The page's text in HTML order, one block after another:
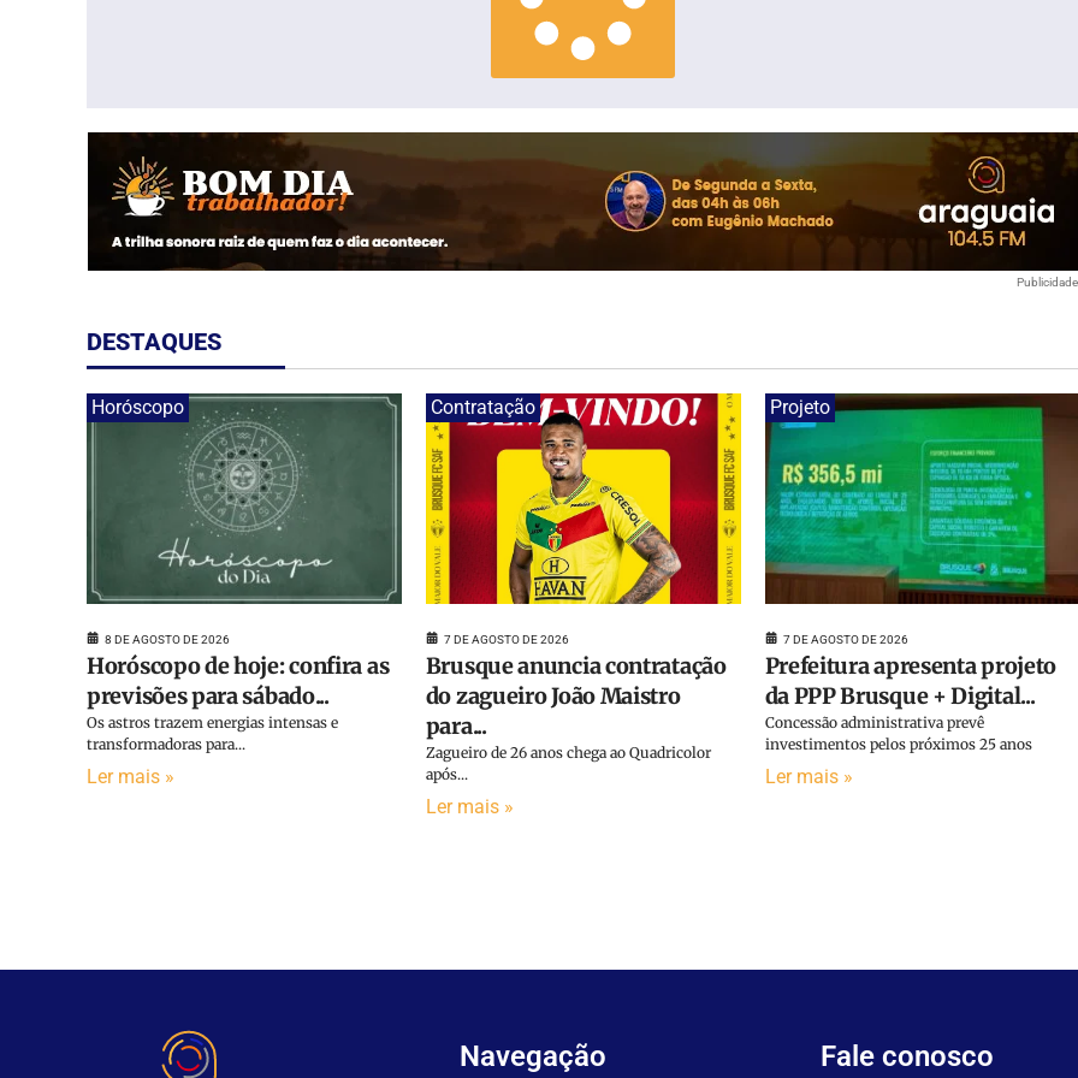
Publicidade
DESTAQUES
Horóscopo
8 DE AGOSTO DE 2026
Horóscopo de hoje: confira as
previsões para sábado...
Os astros trazem energias intensas e
transformadoras para...
Ler mais »
Contratação
7 DE AGOSTO DE 2026
Brusque anuncia contratação
do zagueiro João Maistro
para...
Zagueiro de 26 anos chega ao Quadricolor
após...
Ler mais »
Projeto
7 DE AGOSTO DE 2026
Prefeitura apresenta projeto
da PPP Brusque + Digital...
Concessão administrativa prevê
investimentos pelos próximos 25 anos
Ler mais »
Navegação Fale conosco